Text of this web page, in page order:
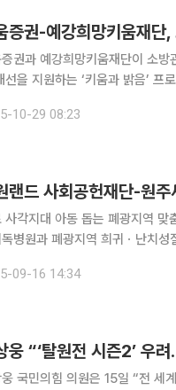
증권-예강희망키움재단
증권과 예강희망키움재단이 소
선을 지원하는 ‘키움과 밝음’ 프
강희망키움재단은 전날 오후 서
10-29 08:23
지대 아동 돕는 폐광지역 맞춤 지원체계 구축 강원랜드 사
병원과 폐광지역 희귀ㆍ난치
임이사, 어영 원주세브란스기독
09-16 14:34
웅 “‘탈원전 시즌2’ 우
웅 국민의힘 의원은 15일 “전 세